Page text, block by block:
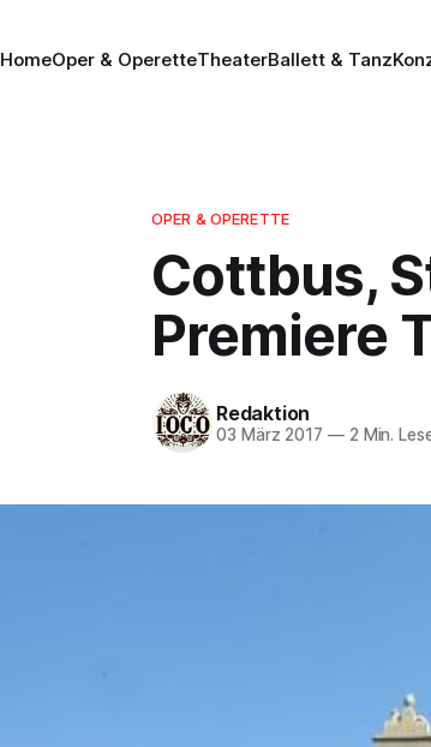
HomeOper & OperetteTheaterBallett & Tanz
OPER & OPERETTE
Cottbus,
Premiere
Redaktion
03 März 2017 —2 Min.